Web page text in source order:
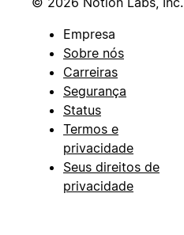
Empresa
Sobre nós
Carreiras
Segurança
Status
Termos e
privacidade
Seus direitos de
privacidade